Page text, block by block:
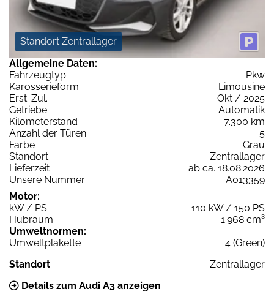
Standort Zentrallager
Allgemeine Daten:
Fahrzeugtyp
Pkw
Karosserieform
Limousine
Erst-Zul.
Okt / 2025
Getriebe
Automatik
Kilometerstand
7.300 km
Anzahl der Türen
5
Farbe
Grau
Standort
Zentrallager
Lieferzeit
ab ca. 18.08.2026
Unsere Nummer
A013359
Motor:
kW / PS
110 kW / 150 PS
Hubraum
1.968 cm³
Umweltnormen:
Umweltplakette
4 (Green)
Standort
Zentrallager
Details zum Audi A3 anzeigen